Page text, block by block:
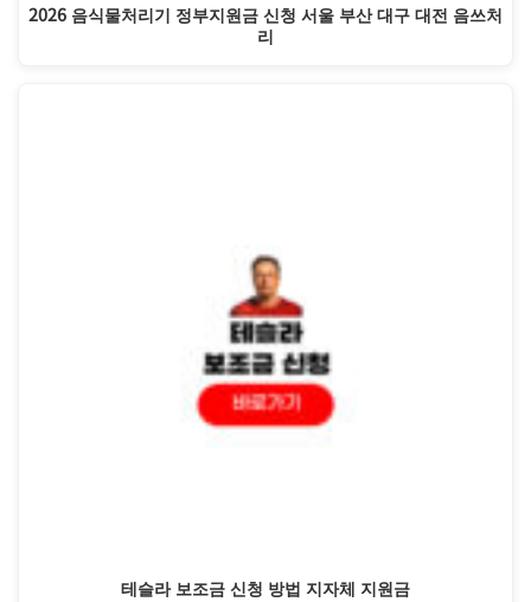
2026 음식물처리기 정부지원금 신청 서울 부산 대구 대전 음쓰처
리
테슬라 보조금 신청 방법 지자체 지원금